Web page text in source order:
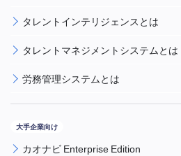
タレントインテリジェンスとは
タレントマネジメントシステムとは
労務管理システムとは
カオナビ Enterprise Edition